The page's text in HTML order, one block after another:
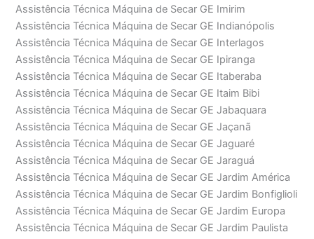
Assistência Técnica Máquina de Secar GE Imirim
Assistência Técnica Máquina de Secar GE Indianópolis
Assistência Técnica Máquina de Secar GE Interlagos
Assistência Técnica Máquina de Secar GE Ipiranga
Assistência Técnica Máquina de Secar GE Itaberaba
Assistência Técnica Máquina de Secar GE Itaim Bibi
Assistência Técnica Máquina de Secar GE Jabaquara
Assistência Técnica Máquina de Secar GE Jaçanã
Assistência Técnica Máquina de Secar GE Jaguaré
Assistência Técnica Máquina de Secar GE Jaraguá
Assistência Técnica Máquina de Secar GE Jardim América
Assistência Técnica Máquina de Secar GE Jardim Bonfiglioli
Assistência Técnica Máquina de Secar GE Jardim Europa
Assistência Técnica Máquina de Secar GE Jardim Paulista